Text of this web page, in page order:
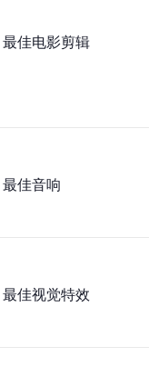
最佳电影剪辑
最佳音响
最佳视觉特效